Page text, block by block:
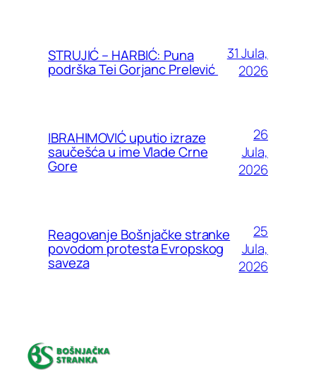
STRUJIĆ – HARBIĆ: Puna
podrška Tei Gorjanc Prelević
31 Jula,
2026
IBRAHIMOVIĆ uputio izraze
saučešća u ime Vlade Crne
Gore
26
Jula,
2026
Reagovanje Bošnjačke stranke
povodom protesta Evropskog
saveza
25
Jula,
2026